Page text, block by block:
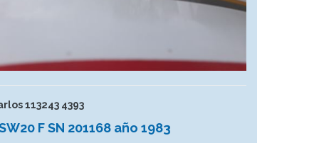
113243 4393
F SN 201168 año 1983